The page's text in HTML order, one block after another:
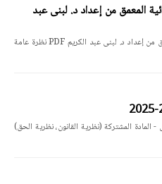
المعمق من إعداد د. لبنى عبد
مطبوعة في مقياس الإجراءات الجزائية المعمق من إعداد د. لبنى عبد الكريم PDF نظرة عامة
المشتركة (نظرية القانون، نظرية الحق)